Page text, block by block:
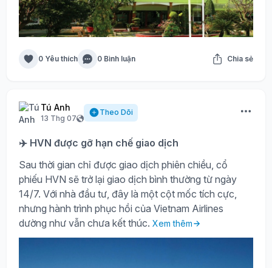
0 Yêu thích 0 Bình luận Chia sẻ
Tú Anh
13 Thg 07
Theo Dõi
✈️ HVN được gỡ hạn chế giao dịch
Sau thời gian chỉ được giao dịch phiên chiều, cổ
phiếu HVN sẽ trở lại giao dịch bình thường từ ngày
14/7. Với nhà đầu tư, đây là một cột mốc tích cực,
nhưng hành trình phục hồi của Vietnam Airlines
dường như vẫn chưa kết thúc. Xem thêm